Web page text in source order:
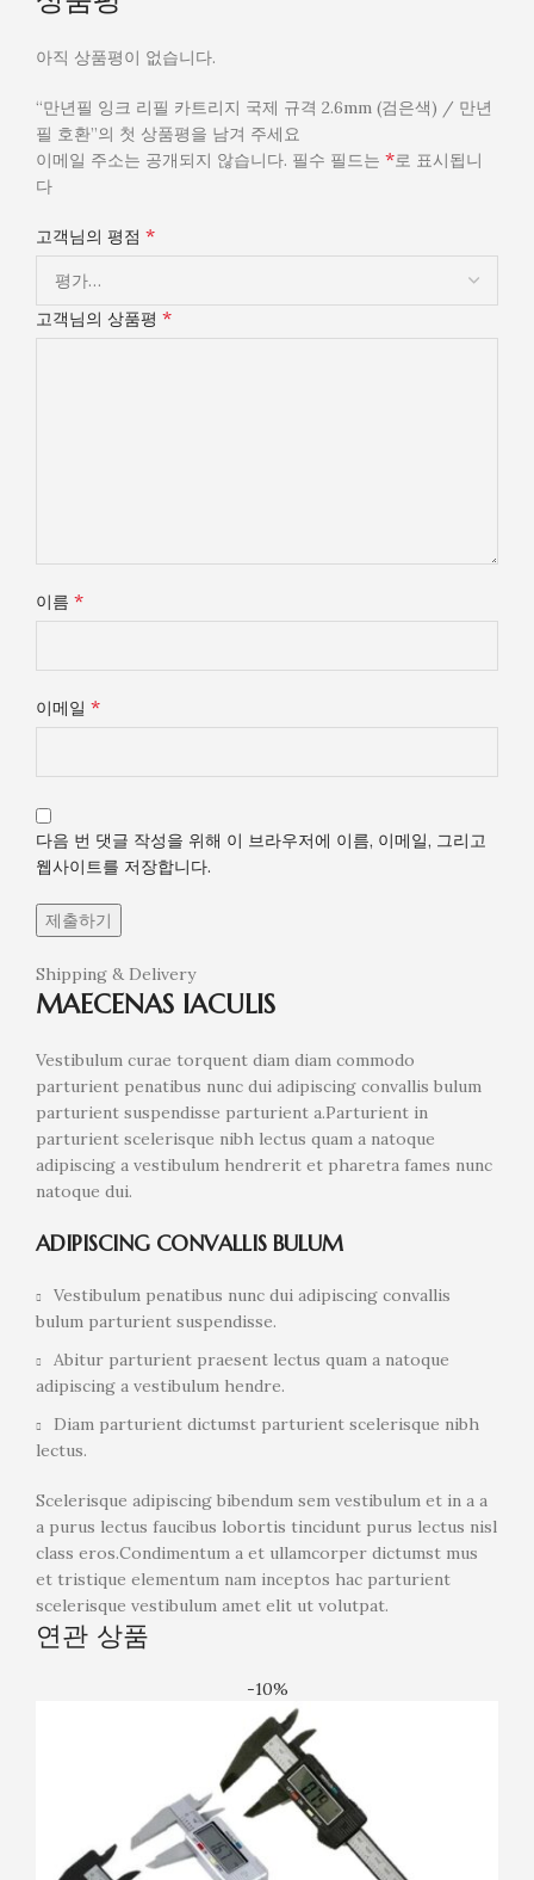
아직 상품평이 없습니다.
“만년필 잉크 리필 카트리지 국제 규격 2.6mm (검은색) / 만년
필 호환”의 첫 상품평을 남겨 주세요
이메일 주소는 공개되지 않습니다. 필수 필드는 *로 표시됩니
다
고객님의 평점 *
고객님의 상품평 *
이름 *
이메일 *
다음 번 댓글 작성을 위해 이 브라우저에 이름, 이메일, 그리고
웹사이트를 저장합니다.
Shipping & Delivery
MAECENAS IACULIS
Vestibulum curae torquent diam diam commodo
parturient penatibus nunc dui adipiscing convallis bulum
parturient suspendisse parturient a.Parturient in
parturient scelerisque nibh lectus quam a natoque
adipiscing a vestibulum hendrerit et pharetra fames nunc
natoque dui.
ADIPISCING CONVALLIS BULUM
Vestibulum penatibus nunc dui adipiscing convallis
bulum parturient suspendisse.
Abitur parturient praesent lectus quam a natoque
adipiscing a vestibulum hendre.
Diam parturient dictumst parturient scelerisque nibh
lectus.
Scelerisque adipiscing bibendum sem vestibulum et in a a
a purus lectus faucibus lobortis tincidunt purus lectus nisl
class eros.Condimentum a et ullamcorper dictumst mus
et tristique elementum nam inceptos hac parturient
scelerisque vestibulum amet elit ut volutpat.
연관 상품
-10%